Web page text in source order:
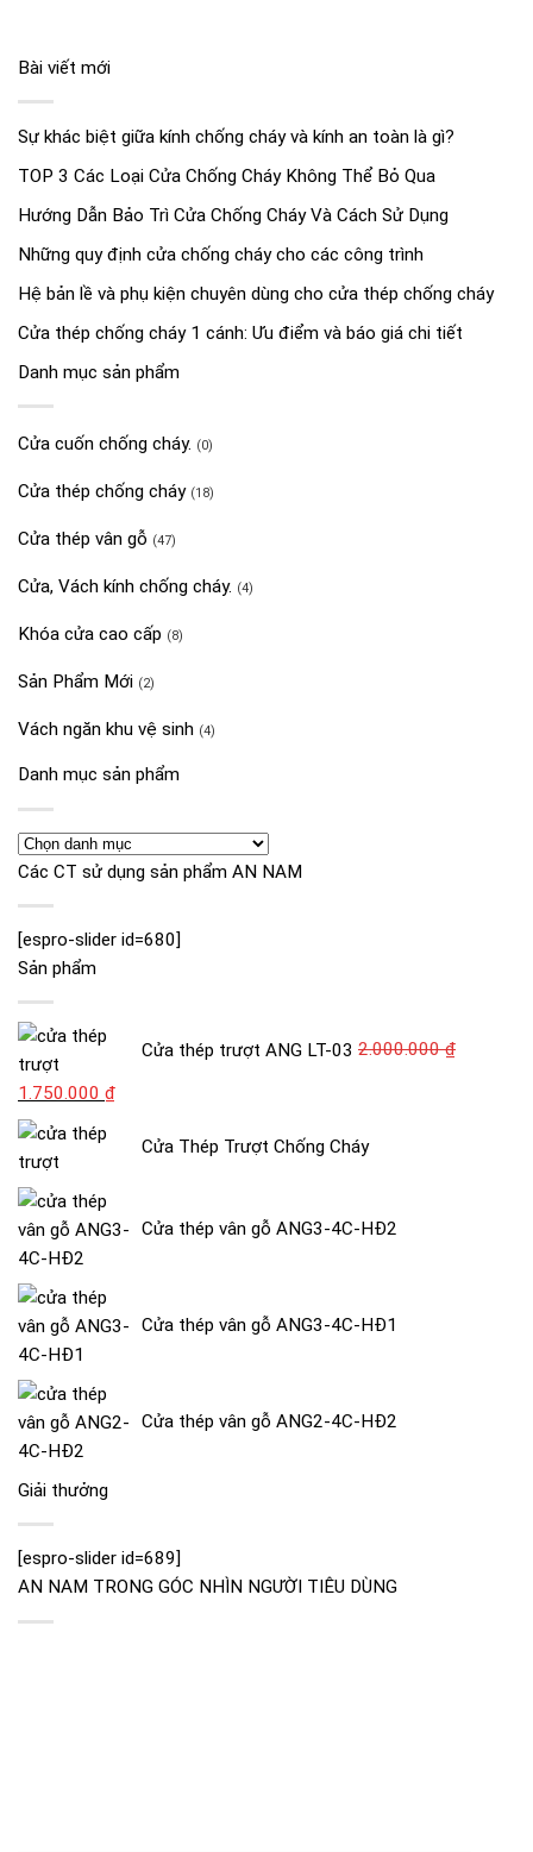
Bài viết mới
Sự khác biệt giữa kính chống cháy và kính an toàn là gì?
TOP 3 Các Loại Cửa Chống Cháy Không Thể Bỏ Qua
Hướng Dẫn Bảo Trì Cửa Chống Cháy Và Cách Sử Dụng
Những quy định cửa chống cháy cho các công trình
Hệ bản lề và phụ kiện chuyên dùng cho cửa thép chống cháy
Cửa thép chống cháy 1 cánh: Ưu điểm và báo giá chi tiết
Danh mục sản phẩm
Cửa cuốn chống cháy. (0)
Cửa thép chống cháy (18)
Cửa thép vân gỗ (47)
Cửa, Vách kính chống cháy. (4)
Khóa cửa cao cấp (8)
Sản Phẩm Mới (2)
Vách ngăn khu vệ sinh (4)
Danh mục sản phẩm
Các CT sử dụng sản phẩm AN NAM
[espro-slider id=680]
Sản phẩm
Cửa thép trượt ANG LT-03 2.000.000₫
Giá
gốc
1.750.000 ₫Giá
Cửa Thép Trượt Chống Cháy
Cửa thép vân gỗ ANG3-4C-HĐ2
Cửa thép vân gỗ ANG3-4C-HĐ1
Cửa thép vân gỗ ANG2-4C-HĐ2
Giải thưởng
[espro-slider id=689]
AN NAM TRONG GÓC NHÌN NGƯỜI TIÊU DÙNG